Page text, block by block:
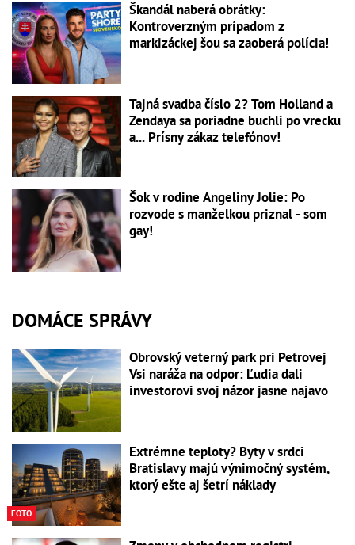
Škandál naberá obrátky:
Kontroverzným prípadom z
markizáckej šou sa zaoberá polícia!
Tajná svadba číslo 2? Tom Holland a
Zendaya sa poriadne buchli po vrecku
a... Prísny zákaz telefónov!
Šok v rodine Angeliny Jolie: Po
rozvode s manželkou priznal - som
gay!
DOMÁCE SPRÁVY
Obrovský veterný park pri Petrovej
Vsi naráža na odpor: Ľudia dali
investorovi svoj názor jasne najavo
FOTO
Extrémne teploty? Byty v srdci
Bratislavy majú výnimočný systém,
ktorý ešte aj šetrí náklady